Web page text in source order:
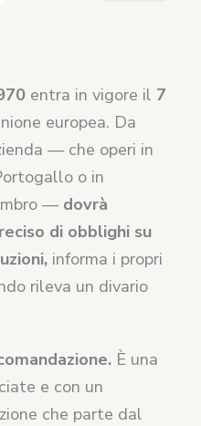
entra in vigore il 7
europea. Da
— che operi in
o in
— dovrà
di obblighi su
informa i propri
rileva un divario
È una
e con un
che parte dal